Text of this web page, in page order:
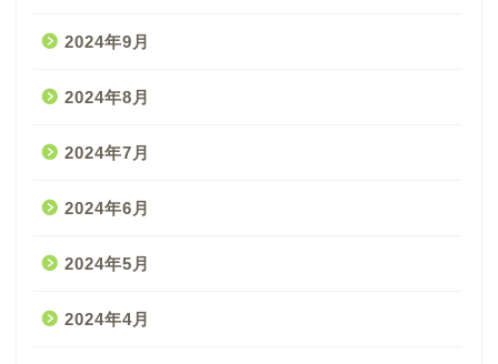
2024年9月
2024年8月
2024年7月
2024年6月
2024年5月
2024年4月